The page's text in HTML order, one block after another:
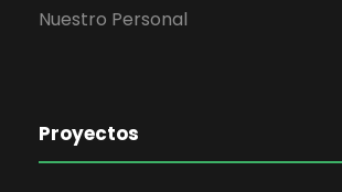
Nuestro Personal
Proyectos